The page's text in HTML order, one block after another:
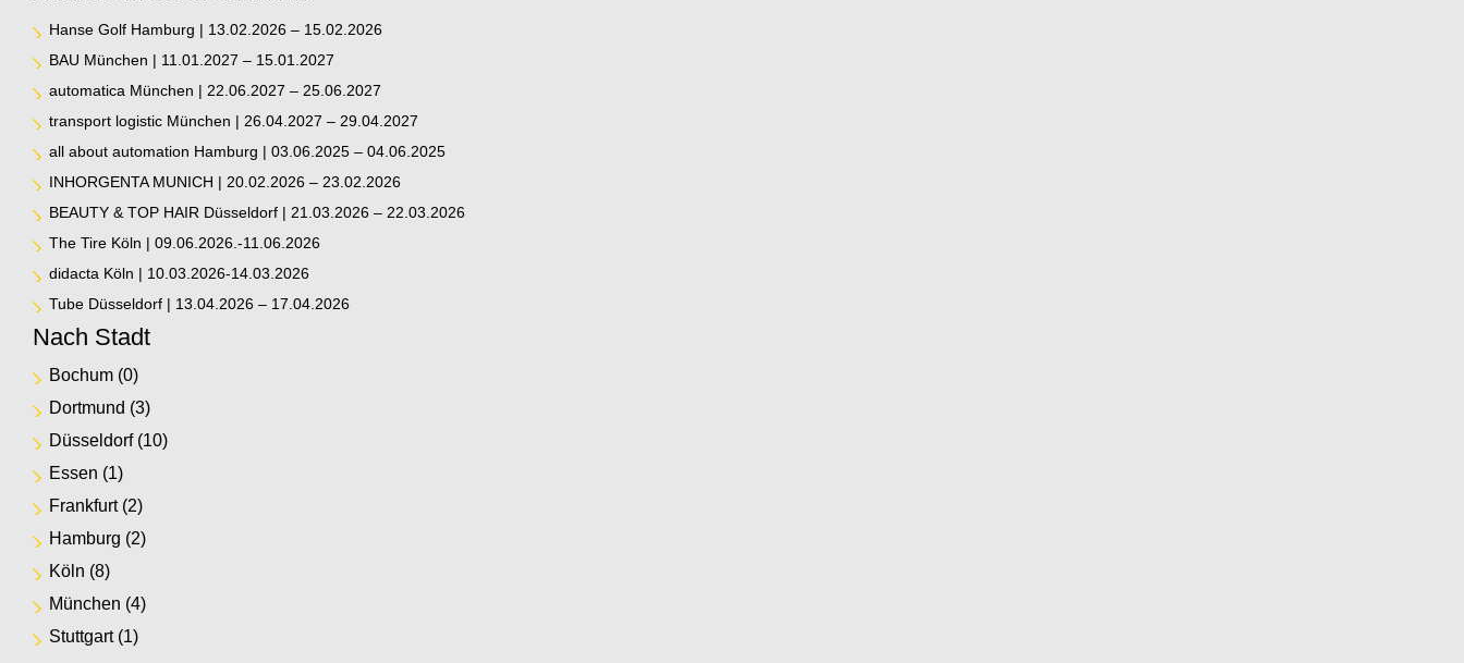
Hanse Golf Hamburg | 13.02.2026 – 15.02.2026
BAU München | 11.01.2027 – 15.01.2027
automatica München | 22.06.2027 – 25.06.2027
transport logistic München | 26.04.2027 – 29.04.2027
all about automation Hamburg | 03.06.2025 – 04.06.2025
INHORGENTA MUNICH | 20.02.2026 – 23.02.2026
BEAUTY & TOP HAIR Düsseldorf | 21.03.2026 – 22.03.2026
The Tire Köln | 09.06.2026.-11.06.2026
didacta Köln | 10.03.2026-14.03.2026
Tube Düsseldorf | 13.04.2026 – 17.04.2026
Nach Stadt
Bochum (0)
Dortmund (3)
Düsseldorf(10)
Essen (1)
Frankfurt(2)
Hamburg (2)
Köln (8)
München (4)
Stuttgart(1)